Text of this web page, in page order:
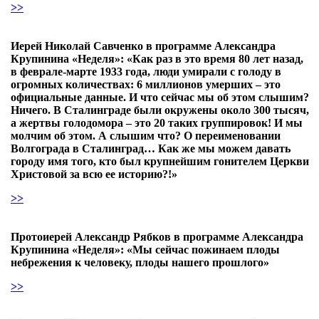
>>
Иерей Николай Савченко в программе Александра
Крупинина «Неделя»: «Как раз в это время 80 лет назад,
в феврале-марте 1933 года, люди умирали с голоду в
огромных количествах: 6 миллионов умерших – это
официальные данные. И что сейчас мы об этом слышим?
Ничего. В Сталинграде были окружены около 300 тысяч,
а жертвы голодомора – это 20 таких группировок! И мы
молчим об этом. А слышим что? О переименовании
Волгограда в Сталинград… Как же мы можем давать
городу имя того, кто был крупнейшим гонителем Церкви
Христовой за всю ее историю?!»
>>
Протоиерей Александр Рябков в программе Александра
Крупинина «Неделя»: «Мы сейчас пожинаем плоды
небрежения к человеку, плоды нашего прошлого»
>>